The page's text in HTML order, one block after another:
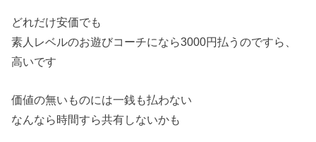
どれだけ安価でも
素人レベルのお遊びコーチになら3000円払うのですら、
高いです
価値の無いものには一銭も払わない
なんなら時間すら共有しないかも